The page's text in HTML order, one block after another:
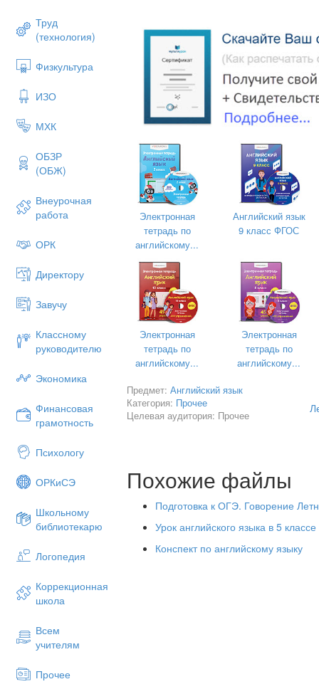
Труд
(технология)
Физкультура
ИЗО
МХК
ОБЗР
(ОБЖ)
Внеурочная
работа
ОРК
Директору
Завучу
Классному
руководителю
Экономика
Финансовая
грамотность
Психологу
ОРКиСЭ
Школьному
библиотекарю
Логопедия
Коррекционная
школа
Всем
учителям
Прочее
Слова:
swimming— плавание
cycling — езда на
beach volleyball—
frisbee
— фрисби
— бадминтон
football / soccer— футбол
tennis
— теннис
hiking
— пеший туризм
— пикник
Деятельность:
Учитель произносит
повторяет хором и
Упражнение «Match»:
Короткий опрос:Which of
Задача:отработать лексику в
описания привычек и
In summer, I often
I sometimes play
I never play beach
Деятельность 2 (Let’s…):
Учитель даёт образец:It’s
Электронная
тетрадь по
английскому...
Английский язык
9 класс ФГОС
Электронная
тетрадь по
английскому...
Электронная
тетрадь по
английскому...
Предмет:Английский язык
Категория: Прочее
Целевая аудитория: Прочее
Похожие файлы
Подготовка к ОГЭ. Говорение
Урок английского языка в 5
Конспект по английскому языку